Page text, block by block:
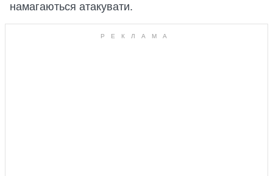
намагаються атакувати.